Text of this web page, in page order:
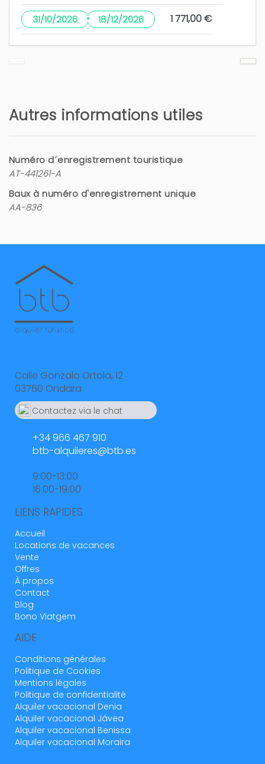
31/10/2026 · 18/12/2026 1 771,00 €
Autres informations utiles
Numéro d´enregistrement touristique
AT-441261-A
Baux à numéro d'enregistrement unique
AA-836
Calle Gonzalo Ortola, 12
03760 Ondara
Contactez via le chat
Whatsapp
+34 966 467 910
btb-alquileres@btb.es
9:00-13:00
16:00-19:00
LIENS RAPIDES
Accueil
Locations de vacances
Vente
Offres
À propos
Contact
Blog
Bono Viatgem
AIDE
Conditions générales
Politique de Cookies
Mentions légales
Politique de confidentialité
Alquiler vacacional Denia
Alquiler vacacional Jávea
Alquiler vacacional Benissa
Alquiler vacacional Moraira